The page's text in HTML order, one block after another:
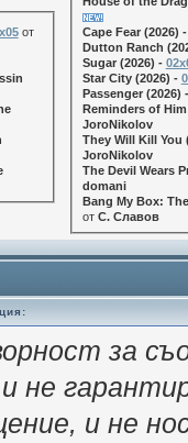
от
Cape Fear (2026)
Dutton Ranch
Sugar (2026) -
Star City (2026) -
Passenger (2026)
Reminders of
JoroNikolov
They Will Kill You
JoroNikolov
The Devil Wears
domani
Bang My Box:
от С. Славов
за
не
и не